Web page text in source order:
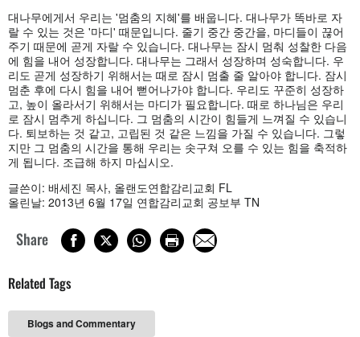
대나무에게서 우리는 '멈춤의 지혜'를 배웁니다. 대나무가 똑바로 자
랄 수 있는 것은 '마디' 때문입니다. 줄기 중간 중간을, 마디들이 끊어
주기 때문에 곧게 자랄 수 있습니다. 대나무는 잠시 멈춰 성찰한 다음
에 힘을 내어 성장합니다. 대나무는 그래서 성장하며 성숙합니다. 우
리도 곧게 성장하기 위해서는 때로 잠시 멈출 줄 알아야 합니다. 잠시
멈춘 후에 다시 힘을 내어 뻗어나가야 합니다. 우리도 꾸준히 성장하
고, 높이 올라서기 위해서는 마디가 필요합니다. 때로 하나님은 우리
로 잠시 멈추게 하십니다. 그 멈춤의 시간이 힘들게 느껴질 수 있습니
다. 퇴보하는 것 같고, 고립된 것 같은 느낌을 가질 수 있습니다. 그렇
지만 그 멈춤의 시간을 통해 우리는 솟구쳐 오를 수 있는 힘을 축적하
게 됩니다. 조급해 하지 마십시오.
글쓴이: 배세진 목사, 올랜도연합감리교회 FL
올린날: 2013년 6월 17일 연합감리교회 공보부 TN
Share
Related Tags
Blogs and Commentary